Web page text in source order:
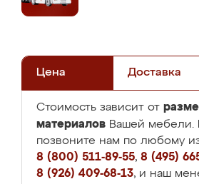
Цена Доставка
Стоимость зависит от
материалов Вашей мебели.
позвоните нам по любому
8 (800) 511-89-55, 8 (495)
8 (926) 409-68-13, и наш